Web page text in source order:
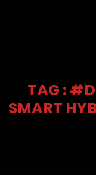
TAG :
SMART